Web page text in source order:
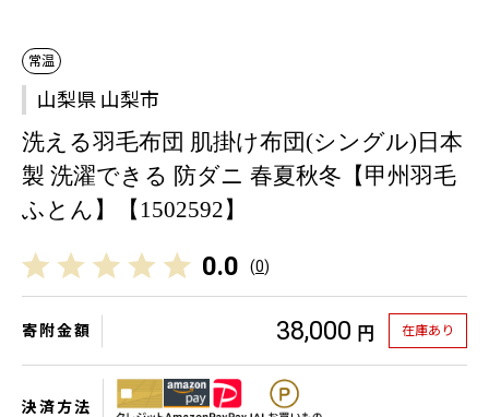
常温
山梨県 山梨市
洗える羽毛布団 肌掛け布団(シングル)日本
製 洗濯できる 防ダニ 春夏秋冬【甲州羽毛
ふとん】【1502592】
0.0 (0)
寄附金額 38,000 円 在庫あり
決済方法